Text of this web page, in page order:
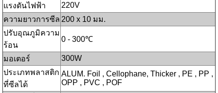
แรงดันไฟฟ้า
220V
ความยาวการซีล 200 x 10 มม.
ปรับอุณภูมิความ
ร้อน
0 - 300℃
มอเตอร์
300W
ประเภทพลาสติก
ที่ซีลได้
ALUM. Foil , Cellophane, Thicker , PE , PP ,
OPP , PVC , POF